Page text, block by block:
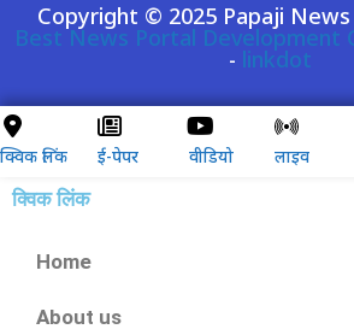
Copyright © 2025 Papaji
Best News Portal Development
- linkdot
क्विक लिंक ई-पेपर वीडियो लाइव
क्विक लिंक
Home
About us